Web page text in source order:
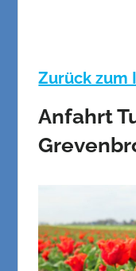
Zurück zum
Anfahrt